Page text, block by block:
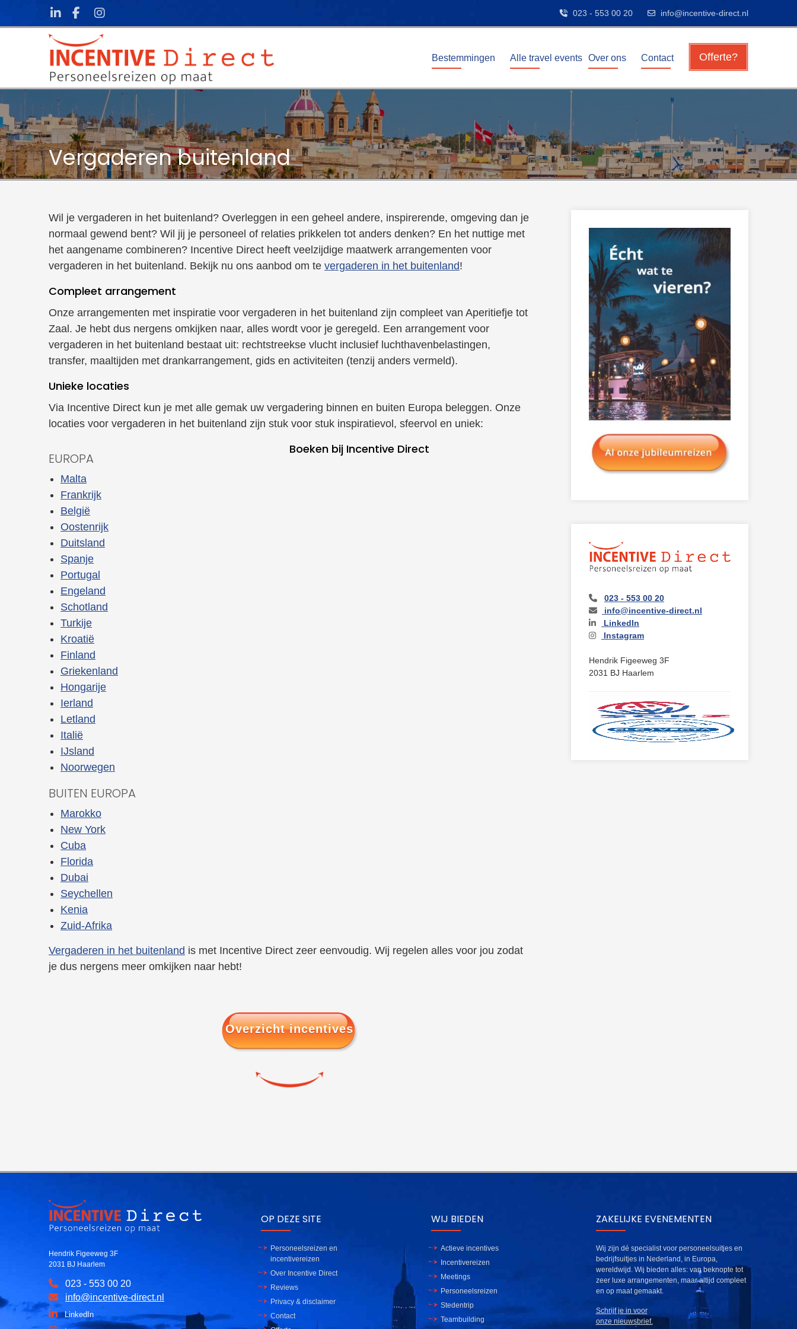
Skip to content 023 - 553 00 20 info@incentive-direct.nl
Offerte?
Bestemmingen Alle travel events Over ons Contact
Vergaderen buitenland
Wil je vergaderen in het buitenland? Overleggen in een geheel andere, inspirerende, omgeving dan je
normaal gewend bent? Wil jij je personeel of relaties prikkelen tot anders denken? En het nuttige met
het aangename combineren? Incentive Direct heeft veelzijdige maatwerk arrangementen voor
vergaderen in het buitenland. Bekijk nu ons aanbod om te vergaderen in het buitenland!
Compleet arrangement
Onze arrangementen met inspiratie voor vergaderen in het buitenland zijn compleet van Aperitiefje tot
Zaal. Je hebt dus nergens omkijken naar, alles wordt voor je geregeld. Een arrangement voor
vergaderen in het buitenland bestaat uit: rechtstreekse vlucht inclusief luchthavenbelastingen,
transfer, maaltijden met drankarrangement, gids en activiteiten (tenzij anders vermeld).
Unieke locaties
Via Incentive Direct kun je met alle gemak uw vergadering binnen en buiten Europa beleggen. Onze
locaties voor vergaderen in het buitenland zijn stuk voor stuk inspiratievol, sfeervol en uniek:
EUROPA
Malta
Frankrijk
België
Oostenrijk
Duitsland
Spanje
Portugal
Engeland
Schotland
Turkije
Kroatië
Finland
Griekenland
Hongarije
Ierland
Letland
Italië
IJsland
Noorwegen
BUITEN EUROPA
Marokko
New York
Cuba
Florida
Dubai
Seychellen
Kenia
Zuid-Afrika
Boeken bij Incentive Direct
Vergaderen in het buitenland is met Incentive Direct zeer eenvoudig. Wij regelen alles voor jou zodat
je dus nergens meer omkijken naar hebt!
Overzicht incentives
023 - 553 00 20
info@incentive-direct.nl
LinkedIn
Instagram
Hendrik Figeeweg 3F
2031 BJ Haarlem
Hendrik Figeeweg 3F
2031 BJ Haarlem
023 - 553 00 20
info@incentive-direct.nl
LinkedIn
OP DEZE SITE
Personeelsreizen en
incentivereizen
Over Incentive Direct
Reviews
Privacy & disclaimer
Contact
WIJ BIEDEN
Actieve incentives
Incentivereizen
Meetings
Personeelsreizen
Stedentrip
Teambuilding
ZAKELIJKE EVENEMENTEN
Wij zijn dé specialist voor personeelsuitjes en
bedrijfsuitjes in Nederland, in Europa,
wereldwijd. Wij bieden alles: van beknopte tot
zeer luxe arrangementen, maar altijd compleet
en op maat gemaakt.
Schrijf je in voor
onze nieuwsbrief.